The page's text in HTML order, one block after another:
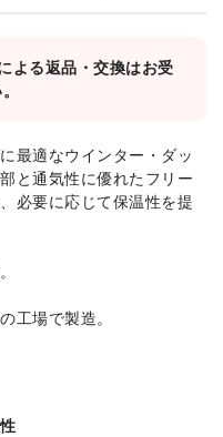
よる返品・交換はお受
最適なウインター・ダッ
と通気性に優れたフリー
必要に応じて保温性を提
工場で製造。